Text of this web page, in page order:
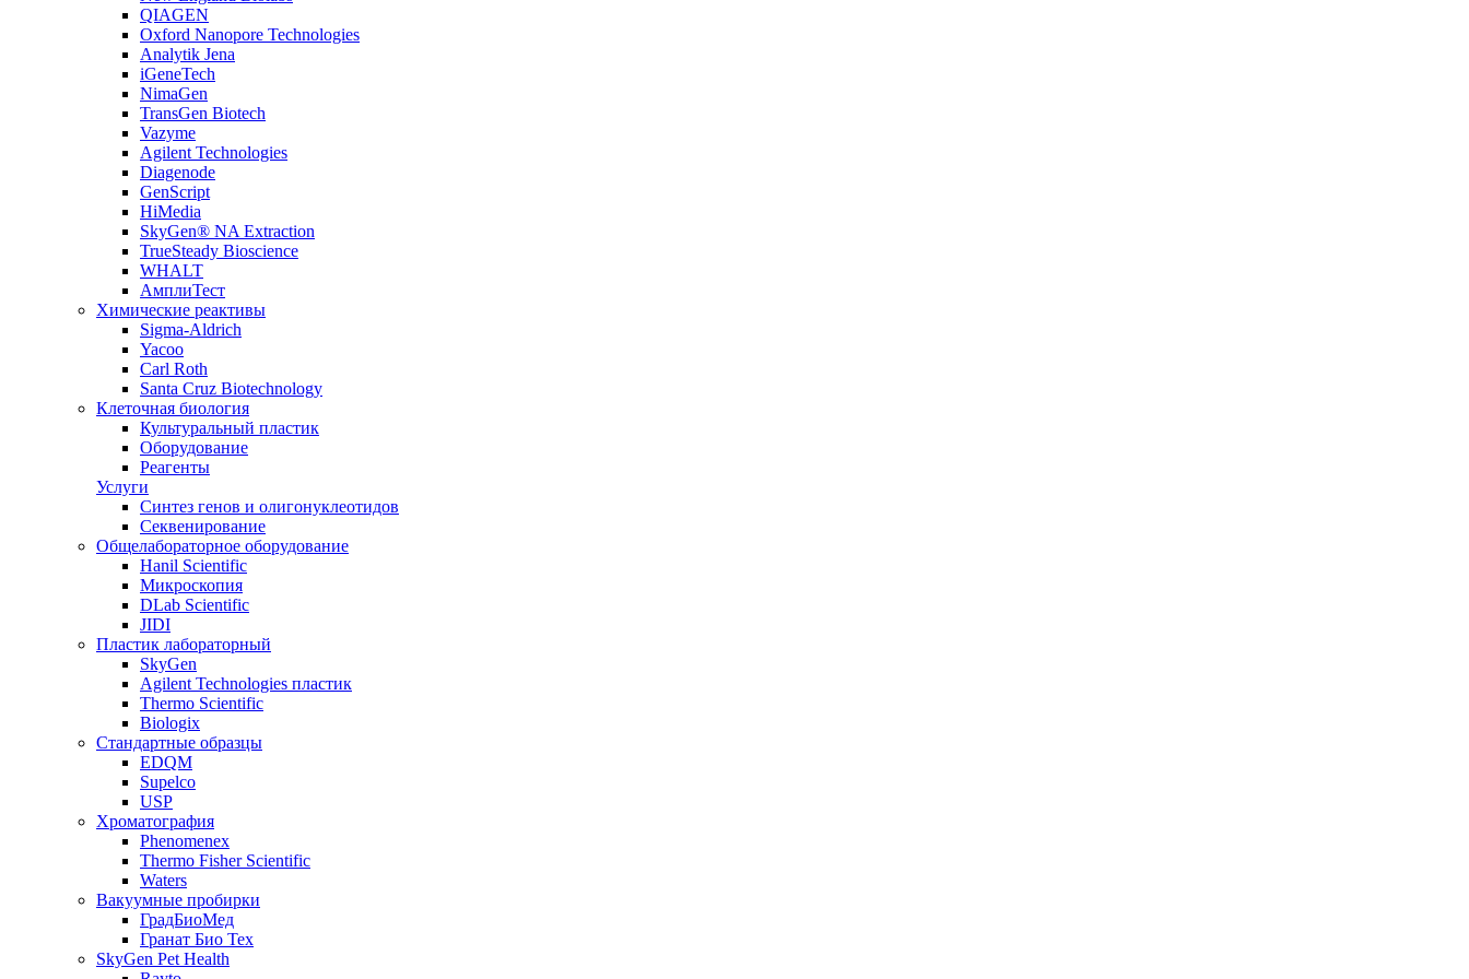
QIAGEN
Oxford Nanopore Technologies
Analytik Jena
iGeneTech
NimaGen
TransGen Biotech
Vazyme
Agilent Technologies
Diagenode
GenScript
HiMedia
SkyGen® NA Extraction
TrueSteady Bioscience
WHALT
АмплиТест
Химические реактивы
Sigma-Aldrich
Yacoo
Carl Roth
Santa Cruz Biotechnology
Клеточная биология
Культуральный пластик
Оборудование
Реагенты
Услуги
Синтез генов и олигонуклеотидов
Секвенирование
Общелабораторное оборудование
Hanil Scientific
Микроскопия
DLab Scientific
JIDI
Пластик лабораторный
SkyGen
Agilent Technologies пластик
Thermo Scientific
Biologix
Стандартные образцы
EDQM
Supelco
USP
Хроматография
Phenomenex
Thermo Fisher Scientific
Waters
Вакуумные пробирки
ГрадБиоМед
Гранат Био Тех
SkyGen Pet Health